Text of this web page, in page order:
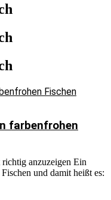
farbenfrohen
anzuzeigen Ein
und damit heißt es: